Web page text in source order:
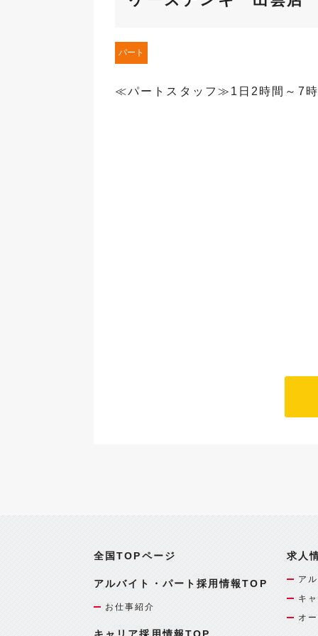
パート
≪パートスタッフ≫1日2時間～7時
全国TOPページ
アルバイト・パート採用情報TOP
お仕事紹介
キャリア採用情報TOP
求人
ア
キ
オ